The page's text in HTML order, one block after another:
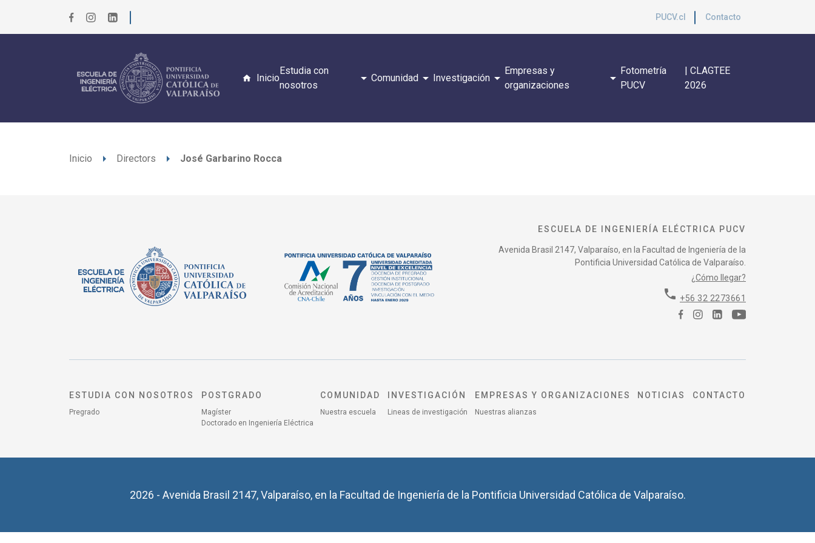
PUCV.cl Contacto
Inicio
Estudia con
nosotros
arrow_drop_down Comunidadarrow_drop_down Investigaciónarrow_drop_down
Empresas y
organizaciones
arrow_drop_down
Fotometría
PUCV
| CLAGTEE
2026
Inicio arrow_right Directors arrow_right José Garbarino Rocca
ESCUELA DE INGENIERÍA ELÉCTRICA PUCV
Avenida Brasil 2147, Valparaíso, en la Facultad de Ingeniería de la
Pontificia Universidad Católica de Valparaíso.
¿Cómo llegar?
phone +56 32 2273661
ESTUDIA CON NOSOTROS
Pregrado
POSTGRADO
Magíster
Doctorado en Ingeniería Eléctrica
COMUNIDAD
Nuestra escuela
INVESTIGACIÓN
Lineas de investigación
EMPRESAS Y ORGANIZACIONES
Nuestras alianzas
NOTICIAS CONTACTO
2026 - Avenida Brasil 2147, Valparaíso, en la Facultad de Ingeniería de la Pontificia Universidad Católica de Valparaíso.